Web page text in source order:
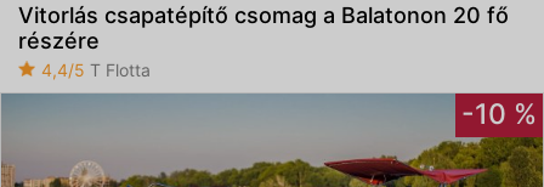
Vitorlás csapatépítő csomag a Balatonon 20 fő
részére
4,4/5 T Flotta
-10 %